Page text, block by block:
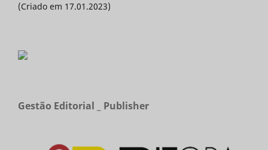
(Criado em 17.01.2023)
Gestão Editorial _ Publisher